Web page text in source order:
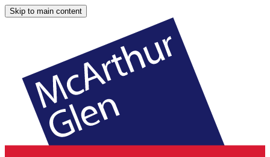
Skip to main content